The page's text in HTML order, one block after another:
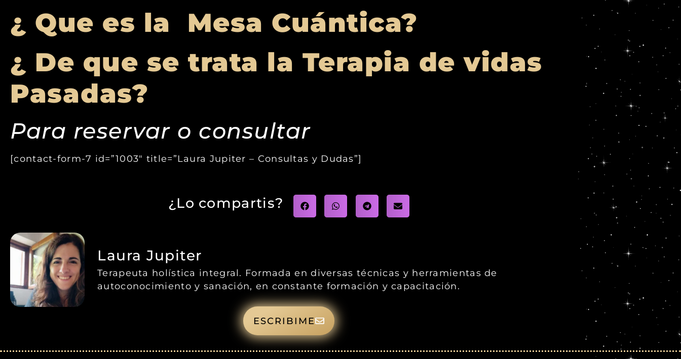
¿ Que es la Mesa Cuántica?
¿ De que se trata la Terapia de vidas
Pasadas?
Para reservar o consultar
[contact-form-7 id=”1003″ title=”Laura Jupiter – Consultas y Dudas”]
¿Lo compartis?
Laura Jupiter
Terapeuta holística integral. Formada en diversas técnicas y herramientas de
autoconocimiento y sanación, en constante formación y capacitación.
ESCRIBIME